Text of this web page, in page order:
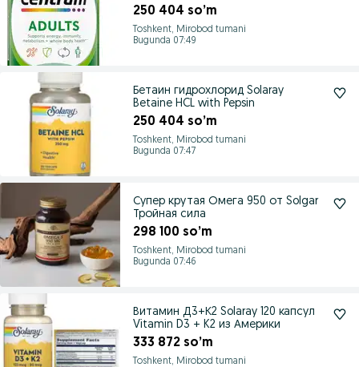
250 404 so’m
Toshkent, Mirobod tumani
Bugunda 07:49
Бетаин гидрохлорид Solaray
Betaine HCL with Pepsin
250 404 so’m
Toshkent, Mirobod tumani
Bugunda 07:47
Супер крутая Омега 950 от Solgar
Тройная сила
298 100 so’m
Toshkent, Mirobod tumani
Bugunda 07:46
Витамин Д3+К2 Solaray 120 капсул
Vitamin D3 + K2 из Америки
333 872 so’m
Toshkent, Mirobod tumani